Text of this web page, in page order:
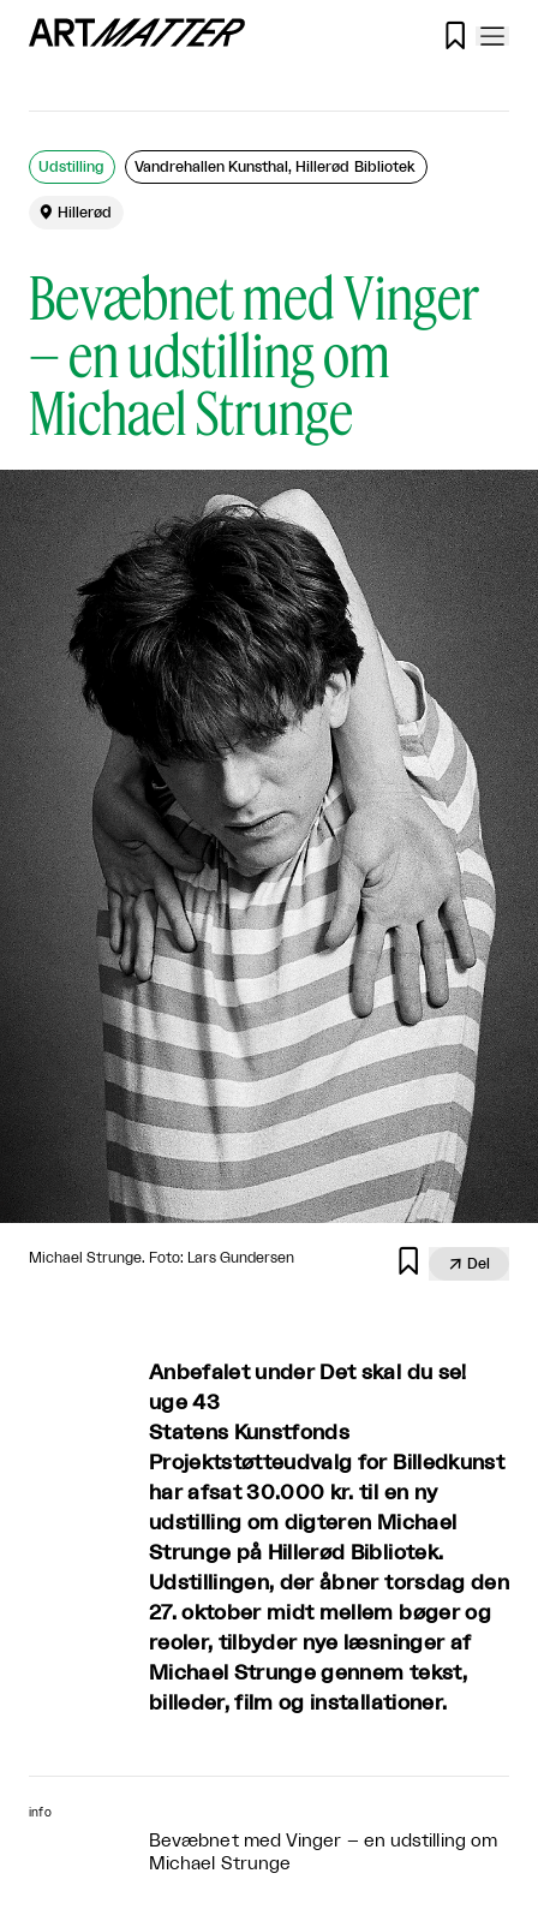

Bevæbnet med Vinger
– en udstilling om
Michael Strunge
Udstilling Vandrehallen Kunsthal, Hillerød Bibliotek
 Hillerød
Michael Strunge. Foto: Lars Gundersen   Del
Anbefalet under Det skal du se!
uge 43
Statens Kunstfonds
Projektstøtteudvalg for Billedkunst
har afsat 30.000 kr. til en ny
udstilling om digteren Michael
Strunge på Hillerød Bibliotek.
Udstillingen, der åbner torsdag den
27. oktober midt mellem bøger og
reoler, tilbyder nye læsninger af
Michael Strunge gennem tekst,
billeder, film og installationer.
info
Bevæbnet med Vinger – en udstilling om
Michael Strunge